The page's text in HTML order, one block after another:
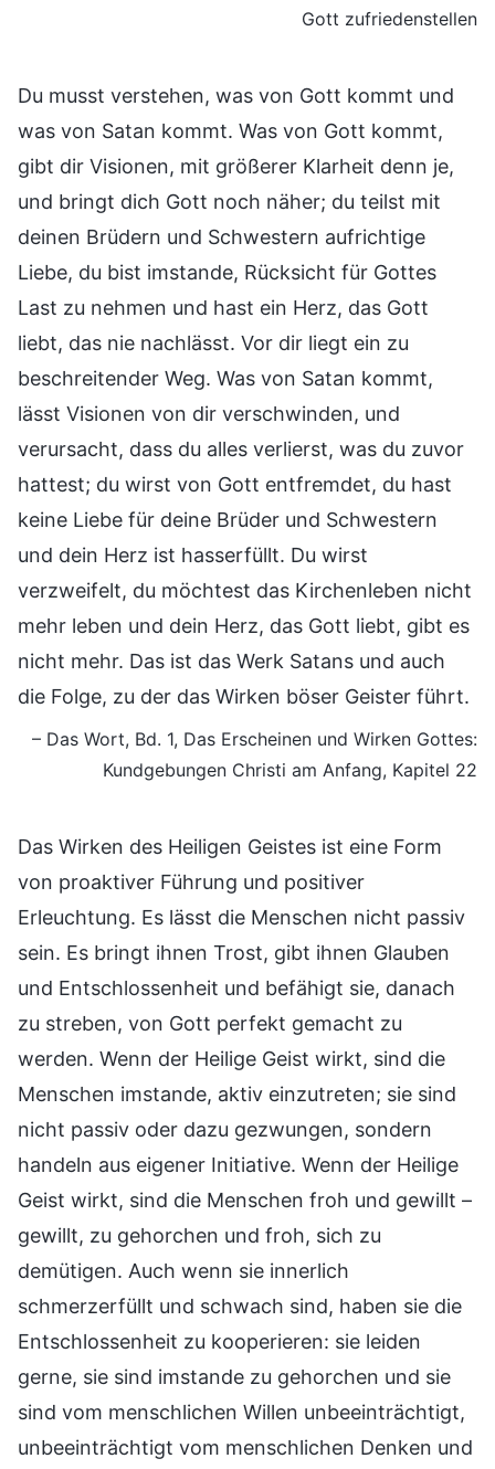
Gott zufriedenstellen
Du musst verstehen, was von Gott kommt und
was von Satan kommt. Was von Gott kommt,
gibt dir Visionen, mit größerer Klarheit denn je,
und bringt dich Gott noch näher; du teilst mit
deinen Brüdern und Schwestern aufrichtige
Liebe, du bist imstande, Rücksicht für Gottes
Last zu nehmen und hast ein Herz, das Gott
liebt, das nie nachlässt. Vor dir liegt ein zu
beschreitender Weg. Was von Satan kommt,
lässt Visionen von dir verschwinden, und
verursacht, dass du alles verlierst, was du zuvor
hattest; du wirst von Gott entfremdet, du hast
keine Liebe für deine Brüder und Schwestern
und dein Herz ist hasserfüllt. Du wirst
verzweifelt, du möchtest das Kirchenleben nicht
mehr leben und dein Herz, das Gott liebt, gibt es
nicht mehr. Das ist das Werk Satans und auch
die Folge, zu der das Wirken böser Geister führt.
– Das Wort, Bd. 1, Das Erscheinen und Wirken Gottes:
Kundgebungen Christi am Anfang, Kapitel 22
Das Wirken des Heiligen Geistes ist eine Form
von proaktiver Führung und positiver
Erleuchtung. Es lässt die Menschen nicht passiv
sein. Es bringt ihnen Trost, gibt ihnen Glauben
und Entschlossenheit und befähigt sie, danach
zu streben, von Gott perfekt gemacht zu
werden. Wenn der Heilige Geist wirkt, sind die
Menschen imstande, aktiv einzutreten; sie sind
nicht passiv oder dazu gezwungen, sondern
handeln aus eigener Initiative. Wenn der Heilige
Geist wirkt, sind die Menschen froh und gewillt –
gewillt, zu gehorchen und froh, sich zu
demütigen. Auch wenn sie innerlich
schmerzerfüllt und schwach sind, haben sie die
Entschlossenheit zu kooperieren: sie leiden
gerne, sie sind imstande zu gehorchen und sie
sind vom menschlichen Willen unbeeinträchtigt,
unbeeinträchtigt vom menschlichen Denken und